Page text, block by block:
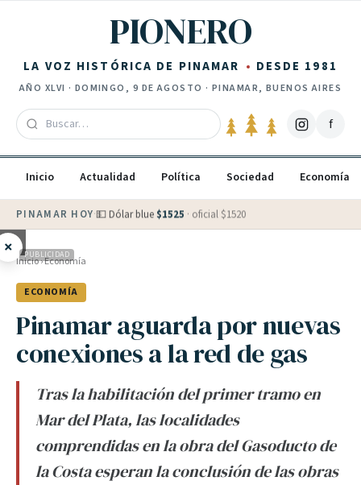
PIONERO
LA VOZ HISTÓRICA DE PINAMAR DESDE 1981
AÑO XLVI · DOMINGO, 9 DE AGOSTO · PINAMAR, BUENOS AIRES
f
Inicio Actualidad Política Sociedad Economía
PINAMAR HOY·💵 Dólar blue $1525 · oficial $1520
× PUBLICIDAD
Inicio›Economía
ECONOMÍA
Pinamar aguarda por nuevas
conexiones a la red de gas
Tras la habilitación del primer tramo en
Mar del Plata, las localidades
comprendidas en la obra del Gasoducto de
la Costa esperan la conclusión de las obras